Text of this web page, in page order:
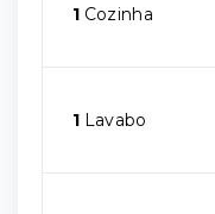
1 Cozinha
1 Lavabo